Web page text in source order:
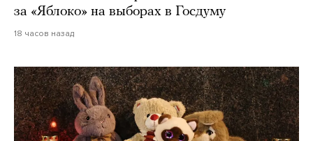
за «Яблоко» на выборах в Госдуму
18 часов назад